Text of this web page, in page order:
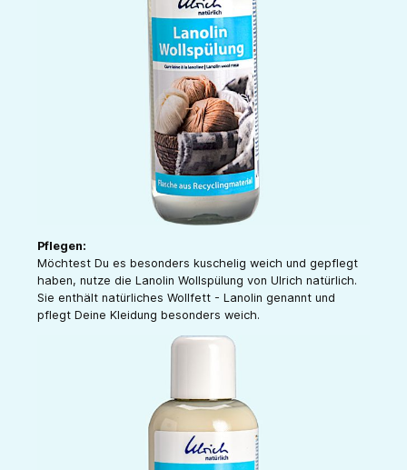
Pflegen:
Möchtest Du es besonders kuschelig weich und gepflegt
haben, nutze die Lanolin Wollspülung von Ulrich natürlich.
Sie enthält natürliches Wollfett - Lanolin genannt und
pflegt Deine Kleidung besonders weich.